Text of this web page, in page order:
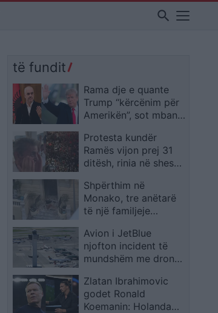
search
të fundit
Rama dje e quante
Trump “kërcënim për
Amerikën”, sot mban
protestave 31-ditore
Protesta kundër
Ramës vijon prej 31
ditësh, rinia në shesh
shpërthen në lot teksa
i mbështet
Shpërthim në
Monako, tre anëtarë
të një familjeje
plagosur; autoritetet
verifikojnë pistën
terroriste
Avion i JetBlue
njofton incident të
mundshëm me dron
në JFK
Zlatan Ibrahimovic
godet Ronald
Koemanin: Holanda